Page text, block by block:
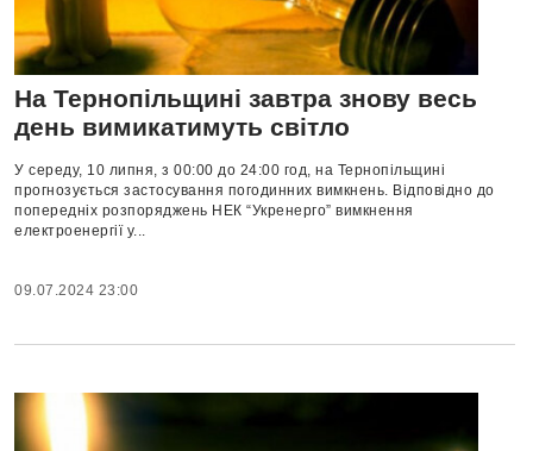
На Тернопільщині завтра знову весь
день вимикатимуть світло
У середу, 10 липня, з 00:00 до 24:00 год, на Тернопільщині
прогнозується застосування погодинних вимкнень. Відповідно до
попередніх розпоряджень НЕК “Укренерго” вимкнення
електроенергії у...
09.07.2024 23:00